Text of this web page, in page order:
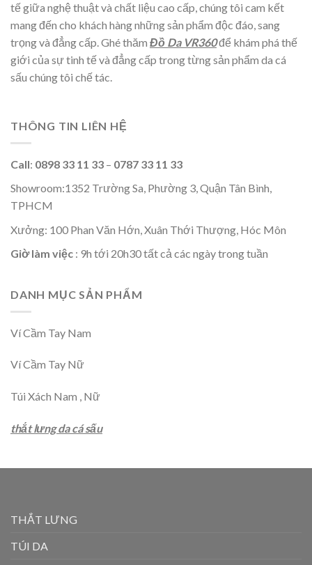
tế giữa nghệ thuật và chất liệu cao cấp, chúng tôi cam kết
mang đến cho khách hàng những sản phẩm độc đáo, sang
trọng và đẳng cấp. Ghé thăm Đồ Da VR360để khám phá thế
giới của sự tinh tế và đẳng cấp trong từng sản phẩm da cá
sấu chúng tôi chế tác.
THÔNG TIN LIÊN HỆ
Call: 0898 33 11 33 – 0787 33 11 33
Showroom:1352 Trường Sa, Phường 3, Quận Tân Bình,
TPHCM
Xưởng: 100 Phan Văn Hớn, Xuân Thới Thượng, Hóc Môn
Giờ làm việc : 9h tới 20h30 tất cả các ngày trong tuần
DANH MỤC SẢN PHẨM
Ví Cầm Tay Nam
Ví Cầm Tay Nữ
Túi Xách Nam , Nữ
thắt lưng da cá sấu
THẮT LƯNG
TÚI DA